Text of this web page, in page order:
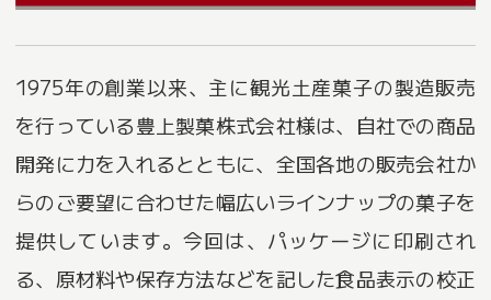
1975年の創業以来、主に観光土産菓子の製造販売
を行っている豊上製菓株式会社様は、自社での商品
開発に力を入れるとともに、全国各地の販売会社か
らのご要望に合わせた幅広いラインナップの菓子を
提供しています。今回は、パッケージに印刷され
る、原材料や保存方法などを記した食品表示の校正